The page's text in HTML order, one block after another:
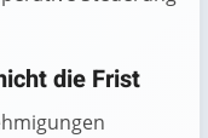
die Frist